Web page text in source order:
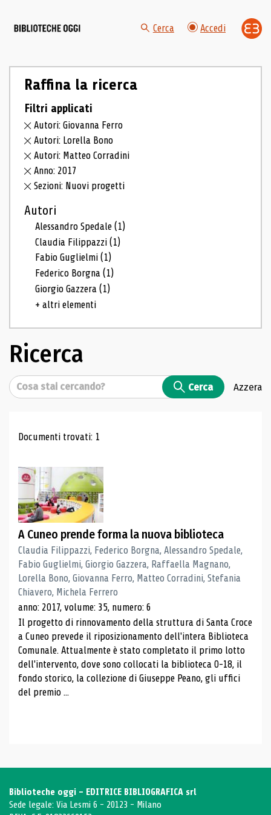
Cerca Accedi
Raffina la ricerca
Filtri applicati
Autori: Giovanna Ferro
Autori: Lorella Bono
Autori: Matteo Corradini
Anno: 2017
Sezioni: Nuovi progetti
Autori
Alessandro Spedale(1)
Claudia Filippazzi(1)
Fabio Guglielmi(1)
Federico Borgna(1)
Giorgio Gazzera(1)
+ altri elementi
Ricerca
Cerca Cerca Azzera
Risultati di ricerca
Documenti trovati: 1
A Cuneo prende forma la nuova biblioteca
Claudia Filippazzi, Federico Borgna, Alessandro Spedale,
Fabio Guglielmi, Giorgio Gazzera, Raffaella Magnano,
Lorella Bono, Giovanna Ferro, Matteo Corradini, Stefania
Chiavero, Michela Ferrero
anno: 2017, volume: 35, numero: 6
Il progetto di rinnovamento della struttura di Santa Croce
a Cuneo prevede il riposizionamento dell'intera Biblioteca
Comunale. Attualmente è stato completato il primo lotto
dell'intervento, dove sono collocati la biblioteca 0-18, il
fondo storico, la collezione di Giuseppe Peano, gli uffici
del premio ...
Biblioteche oggi - EDITRICE BIBLIOGRAFICA srl
Sede legale: Via Lesmi 6 - 20123 - Milano